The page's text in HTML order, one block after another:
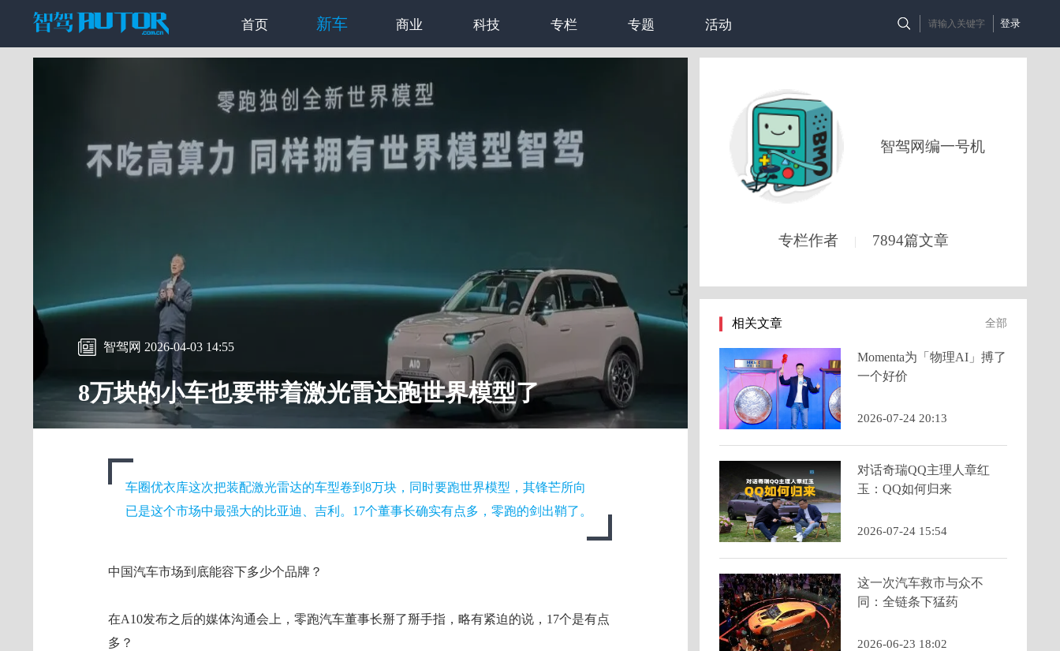
登录
首页 新车 商业 科技 专栏 专题 活动
智驾网 2026-04-03 14:55
8万块的小车也要带着激光雷达跑世界模型了
车圈优衣库这次把装配激光雷达的车型卷到8万块，同时要跑世界模型，其锋芒所向
已是这个市场中最强大的比亚迪、吉利。17个董事长确实有点多，零跑的剑出鞘了。
中国汽车市场到底能容下多少个品牌？
在A10发布之后的媒体沟通会上，零跑汽车董事长掰了掰手指，略有紧迫的说，17个是有点
多？
智驾网编一号机
专栏作者 | 7894篇文章
相关文章 全部
Momenta为「物理AI」搏了
一个好价
2026-07-24 20:13
对话奇瑞QQ主理人章红
玉：QQ如何归来
2026-07-24 15:54
这一次汽车救市与众不
同：全链条下猛药
2026-06-23 18:02